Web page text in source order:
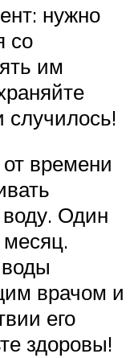
нужно
со
им
случилось!
времени
Один
врачом и
его
здоровы!